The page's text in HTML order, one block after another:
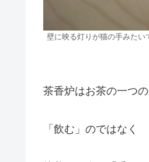
壁に映る灯りが猫の手みたい
茶香炉はお茶の一つ
「飲む」のではなく